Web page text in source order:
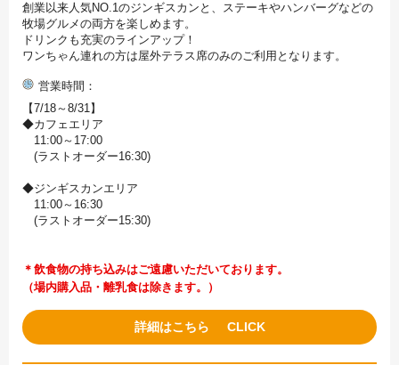
創業以来人気NO.1のジンギスカンと、ステーキやハンバーグなどの
牧場グルメの両方を楽しめます。
ドリンクも充実のラインアップ！
ワンちゃん連れの方は屋外テラス席のみのご利用となります。
営業時間
【7/18～8/31】
◆カフェエリア
11:00～17:00
(ラストオーダー16:30)
◆ジンギスカンエリア
11:00～16:30
(ラストオーダー15:30)
＊飲食物の持ち込みはご遠慮いただいております。
（場内購入品・離乳食は除きます。）
詳細はこちら